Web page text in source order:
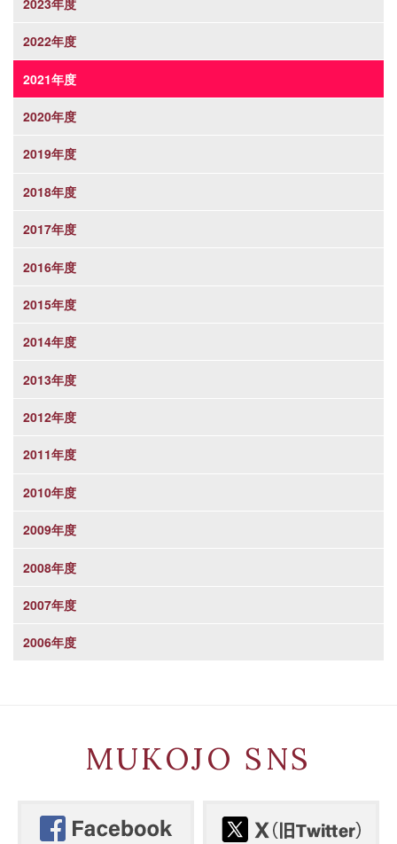
2022年度
2021年度
2020年度
2019年度
2018年度
2017年度
2016年度
2015年度
2014年度
2013年度
2012年度
2011年度
2010年度
2009年度
2008年度
2007年度
2006年度
MUKOJO SNS